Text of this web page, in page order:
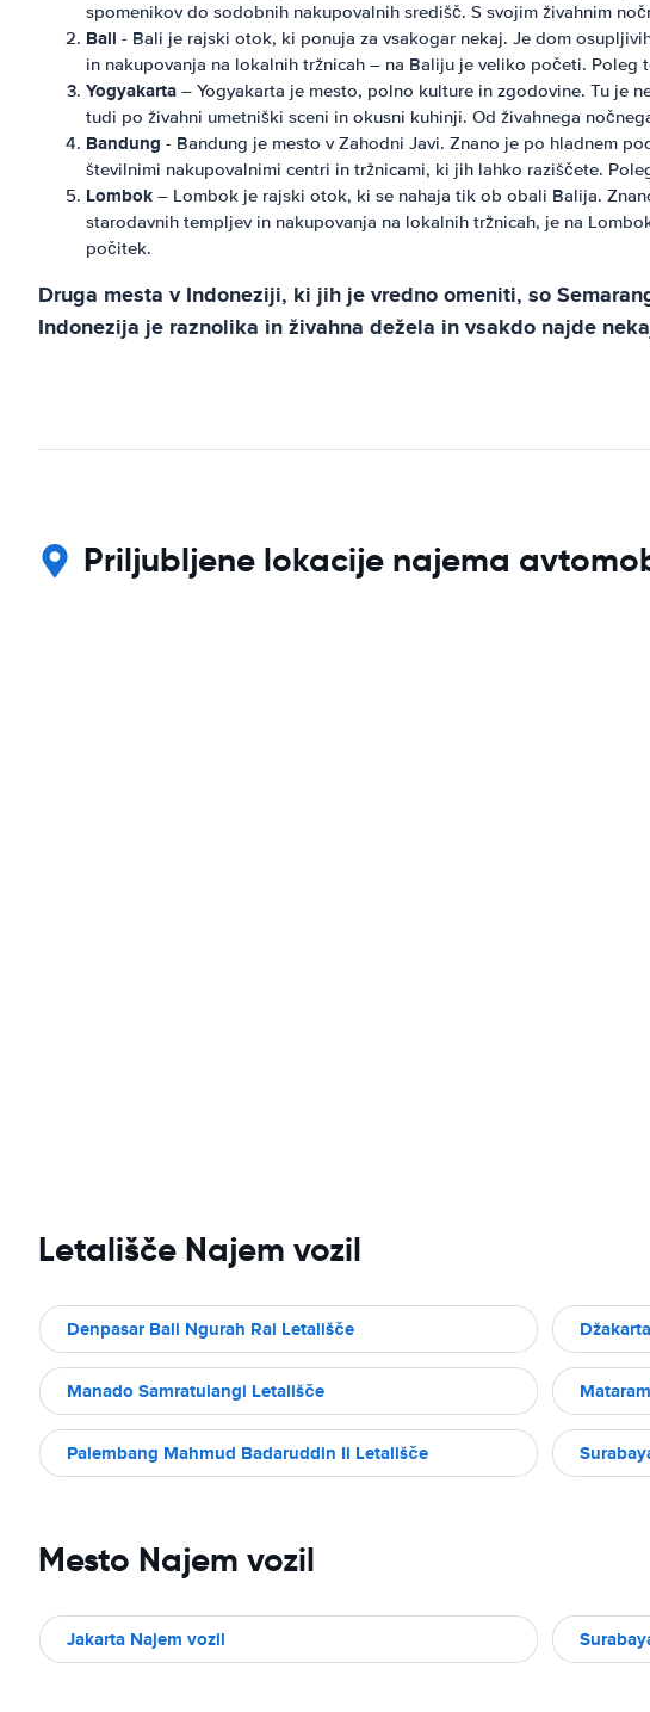
spomenikov do sodobnih nakupovalnih središč. S svojim živahnim
Bali - Bali je rajski otok, ki ponuja za vsakogar nekaj. Je dom
in nakupovanja na lokalnih tržnicah – na Baliju je veliko početi.
Yogyakarta – Yogyakarta je mesto, polno kulture in zgodovine. Tu je
tudi po živahni umetniški sceni in okusni kuhinji. Od živahnega
Bandung - Bandung je mesto v Zahodni Javi. Znano je po hladnem
številnimi nakupovalnimi centri in tržnicami, ki jih lahko raziščete.
Lombok – Lombok je rajski otok, ki se nahaja tik ob obali Balija.
starodavnih templjev in nakupovanja na lokalnih tržnicah, je na
počitek.
Druga mesta v Indoneziji, ki jih je vredno omeniti, so
Indonezija je raznolika in živahna dežela in vsakdo najde
Priljubljene lokacije najema
Letališče Najem vozil
Denpasar Bali Ngurah Rai Letališče
Manado Samratulangi Letališče
Palembang Mahmud Badaruddin Ii Letališče
Mesto Najem vozil
Jakarta Najem vozil